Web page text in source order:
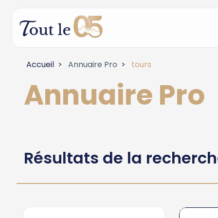
Accueil Annuaire Pro tours
Annuaire Pro
Résultats de la